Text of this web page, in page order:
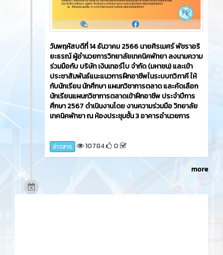
วันพฤหัสบดีที่ 14 ธันวาคม 2566​ นายศิรเมศร์ พัชราอริ
ยะธรณ์ ผู้อำนวยการวิทยาลัยเทคนิคพัทยา ลงนามความ
ร่วมมือกับ บริษัท เงินเทอร์โบ จำกัด (มหาชน) และเข้า
ประชาสัมพันธ์แนะแนวการฝึกอาชีพในระบบทวิภาคี ให้
กับนักเรียน นักศึกษา แผนกวิชาการตลาด และคัดเลือก
นักเรียนแผนกวิชาการตลาดเข้าฝึกอาชีพ ประจำปีการ
ศึกษา 2567 ดำเนินงานโดย งานความร่วมมือ วิทยาลัย
เทคนิคพัทยา ณ ห้องประชุมชั้น 3 อาคารอำนวยการ
ข่าวสาร 10784 0
more